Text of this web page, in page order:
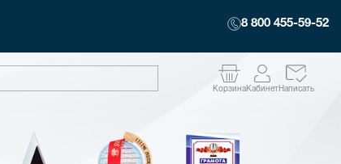
8 800 455-59-52
КорзинаКабинетНаписать